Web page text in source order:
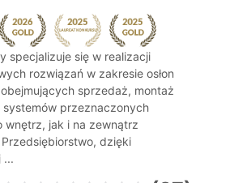
specjalizuje się w realizacji
rozwiązań w zakresie osłon
sprzedaż, montaż
systemów przeznaczonych
wnętrz, jak i na zewnątrz
dzięki
...